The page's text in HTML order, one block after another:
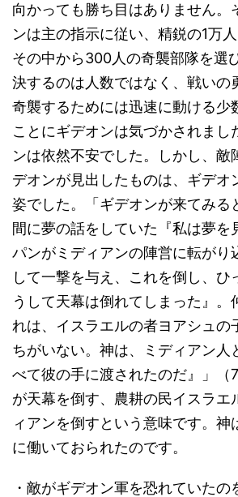
向かっても勝ち目はありません。
ンは主の指示に従い、精鋭の1万
その中から300人の奇襲部隊を選
決するのは人数ではなく、戦いの
奇襲するためには迅速に動ける少
ことにギデオンは気づかされまし
ンは依然不安でした。しかし、敵
デオンが見出したものは、ギデオ
姿でした。「ギデオンが来てみる
間に夢の話をしていた『私は夢を
パンがミディアンの陣営に転がり
して一撃を与え、これを倒し、ひ
うして天幕は倒れてしまった』。
れは、イスラエルの者ヨアシュの
ちがいない。神は、ミディアン人
べて彼の手に渡されたのだ』」（
が天幕を倒す、農耕の民イスラエ
ィアンを倒すという意味です。神
に働いておられたのです。
・敵がギデオン軍を恐れていたの